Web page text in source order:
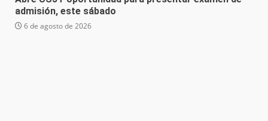
admisión, este sábado
6 de agosto de 2026